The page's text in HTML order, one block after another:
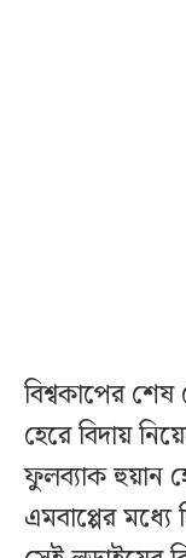
বিশ্বকাপের
হেরে বিদায়
ফুলব্যাক হুয়ান
এমবাপ্পের